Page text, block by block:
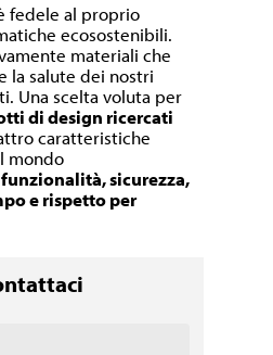
fedele al proprio
ecosostenibili.
materiali che
la salute dei nostri
Una scelta voluta per
di design ricercati
caratteristiche
mondo
funzionalità, sicurezza,
e rispetto per